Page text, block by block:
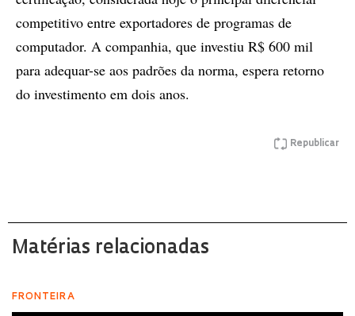
competitivo entre exportadores de programas de
computador. A companhia, que investiu R$ 600 mil
para adequar-se aos padrões da norma, espera retorno
do investimento em dois anos.
Republicar